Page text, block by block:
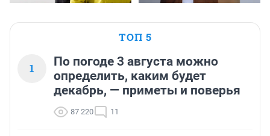
ТОП 5
1
По погоде 3 августа можно
определить, каким будет
декабрь, — приметы и поверья
87 220 11